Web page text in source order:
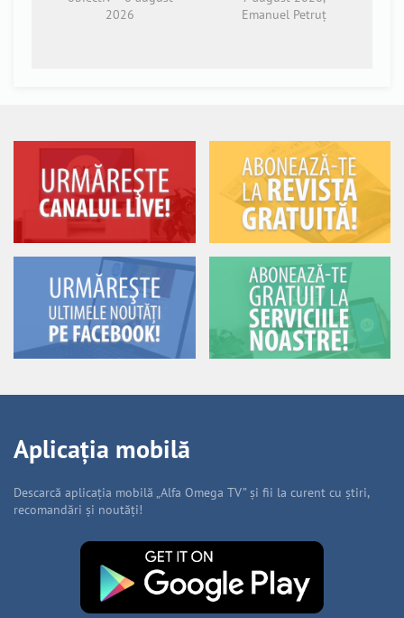
2026
Emanuel Petruț
Aplicația mobilă
Descarcă aplicația mobilă „Alfa Omega TV” și fii la curent cu știri,
recomandări și noutăți!